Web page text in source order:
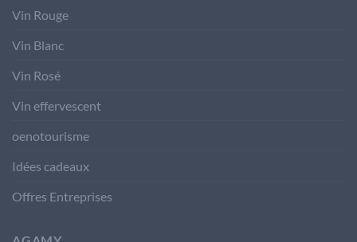
Vin Rouge
Vin Blanc
Vin Rosé
Vin effervescent
oenotourisme
Idées cadeaux
Offres Entreprises